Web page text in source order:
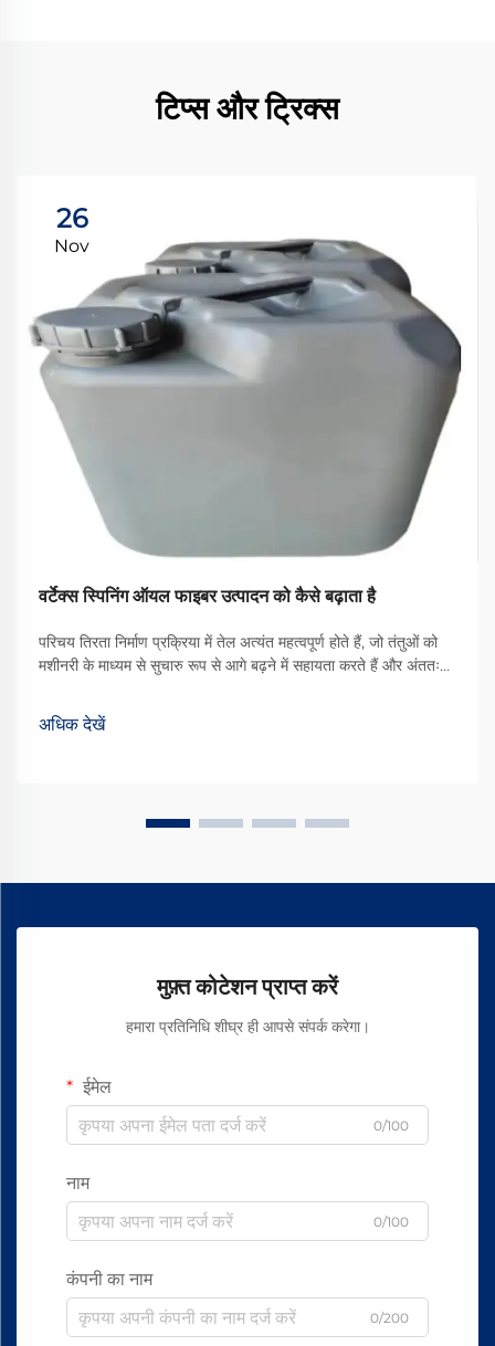
टिप्स और ट्रिक्स
26
Nov
वर्टेक्स स्पिनिंग ऑयल फाइबर उत्पादन को कैसे बढ़ाता है
परिचय तिरता निर्माण प्रक्रिया में तेल अत्यंत महत्वपूर्ण होते हैं, जो तंतुओं को
मशीनरी के माध्यम से सुचारु रूप से आगे बढ़ने में सहायता करते हैं और अंततः
वॉर्टेक्स स्पिनिंग ऑयल एक प्रकार का ... बन गया है
अधिक देखें
मुफ़्त कोटेशन प्राप्त करें
हमारा प्रतिनिधि शीघ्र ही आपसे संपर्क करेगा।
ईमेल
0/100
नाम
0/100
कंपनी का नाम
0/200